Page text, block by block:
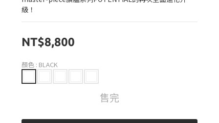
級！
NT$8,800
顏色 : BLACK
售完